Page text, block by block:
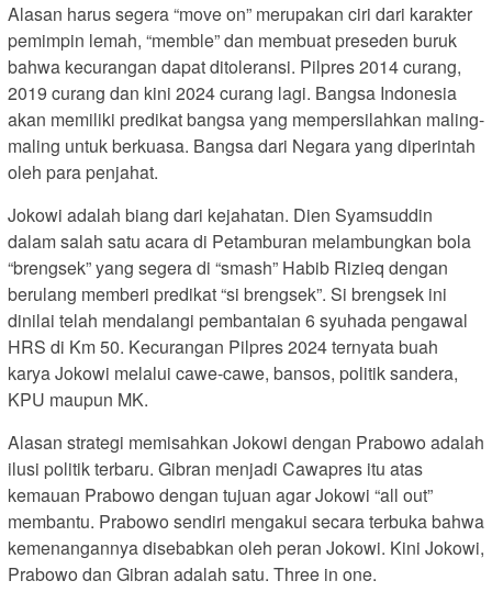
Alasan harus segera “move on” merupakan ciri dari karakter
pemimpin lemah, “memble” dan membuat preseden buruk
bahwa kecurangan dapat ditoleransi. Pilpres 2014 curang,
2019 curang dan kini 2024 curang lagi. Bangsa Indonesia
akan memiliki predikat bangsa yang mempersilahkan maling-
maling untuk berkuasa. Bangsa dari Negara yang diperintah
oleh para penjahat.
Jokowi adalah biang dari kejahatan. Dien Syamsuddin
dalam salah satu acara di Petamburan melambungkan bola
“brengsek” yang segera di “smash” Habib Rizieq dengan
berulang memberi predikat “si brengsek”. Si brengsek ini
dinilai telah mendalangi pembantaian 6 syuhada pengawal
HRS di Km 50. Kecurangan Pilpres 2024 ternyata buah
karya Jokowi melalui cawe-cawe, bansos, politik sandera,
KPU maupun MK.
Alasan strategi memisahkan Jokowi dengan Prabowo adalah
ilusi politik terbaru. Gibran menjadi Cawapres itu atas
kemauan Prabowo dengan tujuan agar Jokowi “all out”
membantu. Prabowo sendiri mengakui secara terbuka bahwa
kemenangannya disebabkan oleh peran Jokowi. Kini Jokowi,
Prabowo dan Gibran adalah satu. Three in one.